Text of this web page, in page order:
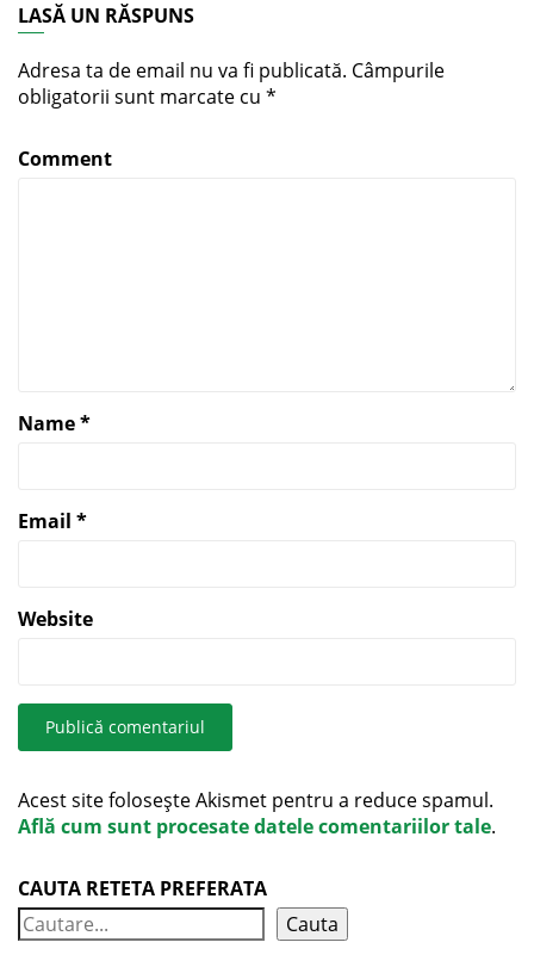
LASĂ UN RĂSPUNS
Adresa ta de email nu va fi publicată. Câmpurile
obligatorii sunt marcate cu *
Comment
Name*
Email *
Website
Acest site folosește Akismet pentru a reduce spamul.
Află cum sunt procesate datele comentariilor tale.
CAUTA RETETA PREFERATA
Cauta